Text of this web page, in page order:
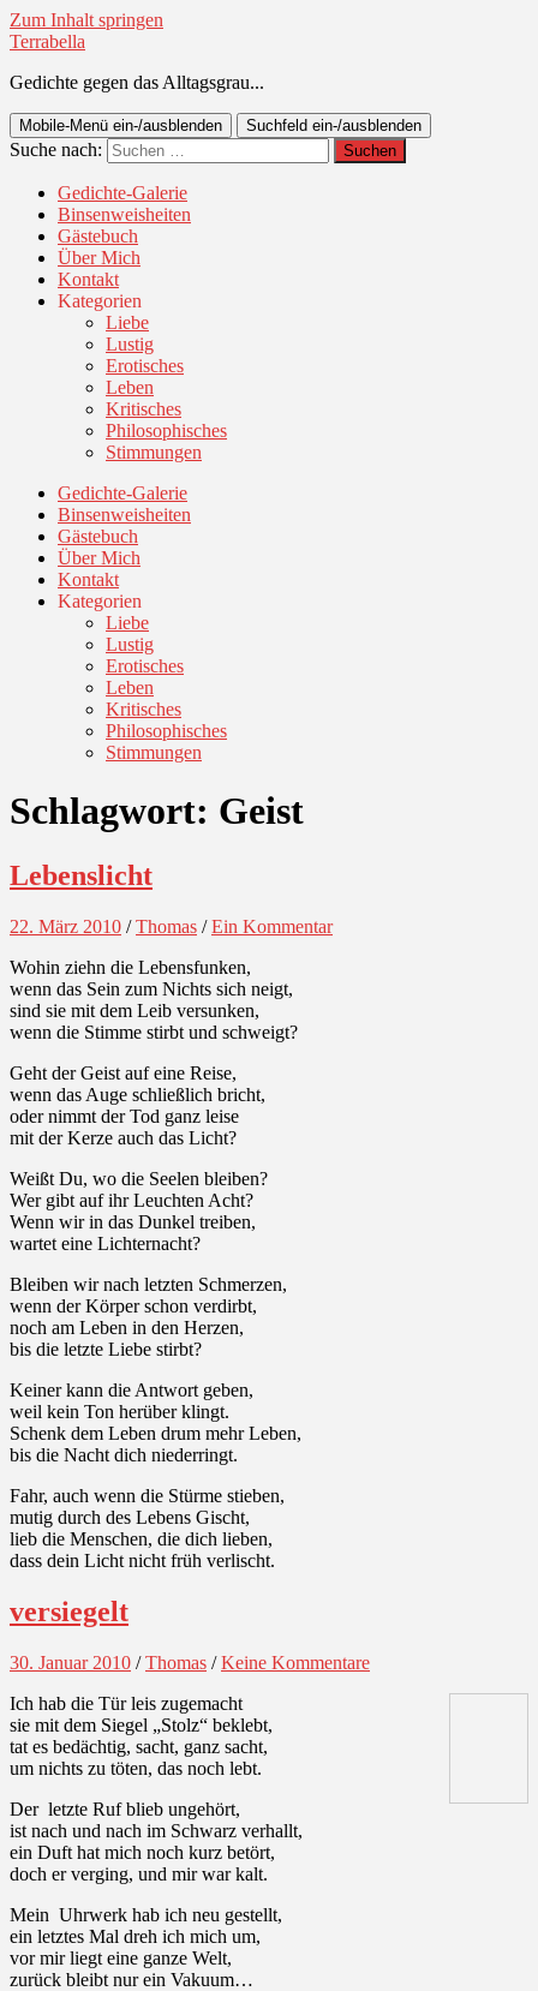
Zum Inhalt springen
Terrabella
Gedichte gegen das Alltagsgrau...
Mobile-Menü ein-/ausblenden Suchfeld ein-/ausblenden
Suche nach:
Gedichte-Galerie
Binsenweisheiten
Gästebuch
Über Mich
Kontakt
Kategorien
Liebe
Lustig
Erotisches
Leben
Kritisches
Philosophisches
Stimmungen
Gedichte-Galerie
Binsenweisheiten
Gästebuch
Über Mich
Kontakt
Kategorien
Liebe
Lustig
Erotisches
Leben
Kritisches
Philosophisches
Stimmungen
Schlagwort: Geist
Lebenslicht
22. März 2010 /Thomas /Ein Kommentar
Wohin ziehn die Lebensfunken,
wenn das Sein zum Nichts sich neigt,
sind sie mit dem Leib versunken,
wenn die Stimme stirbt und schweigt?
Geht der Geist auf eine Reise,
wenn das Auge schließlich bricht,
oder nimmt der Tod ganz leise
mit der Kerze auch das Licht?
Weißt Du, wo die Seelen bleiben?
Wer gibt auf ihr Leuchten Acht?
Wenn wir in das Dunkel treiben,
wartet eine Lichternacht?
Bleiben wir nach letzten Schmerzen,
wenn der Körper schon verdirbt,
noch am Leben in den Herzen,
bis die letzte Liebe stirbt?
Keiner kann die Antwort geben,
weil kein Ton herüber klingt.
Schenk dem Leben drum mehr Leben,
bis die Nacht dich niederringt.
Fahr, auch wenn die Stürme stieben,
mutig durch des Lebens Gischt,
lieb die Menschen, die dich lieben,
dass dein Licht nicht früh verlischt.
versiegelt
30. Januar 2010 /Thomas /Keine Kommentare
Ich hab die Tür leis zugemacht
sie mit dem Siegel „Stolz“ beklebt,
tat es bedächtig, sacht, ganz sacht,
um nichts zu töten, das noch lebt.
Der letzte Ruf blieb ungehört,
ist nach und nach im Schwarz verhallt,
ein Duft hat mich noch kurz betört,
doch er verging, und mir war kalt.
Mein Uhrwerk hab ich neu gestellt,
ein letztes Mal dreh ich mich um,
vor mir liegt eine ganze Welt,
zurück bleibt nur ein Vakuum…